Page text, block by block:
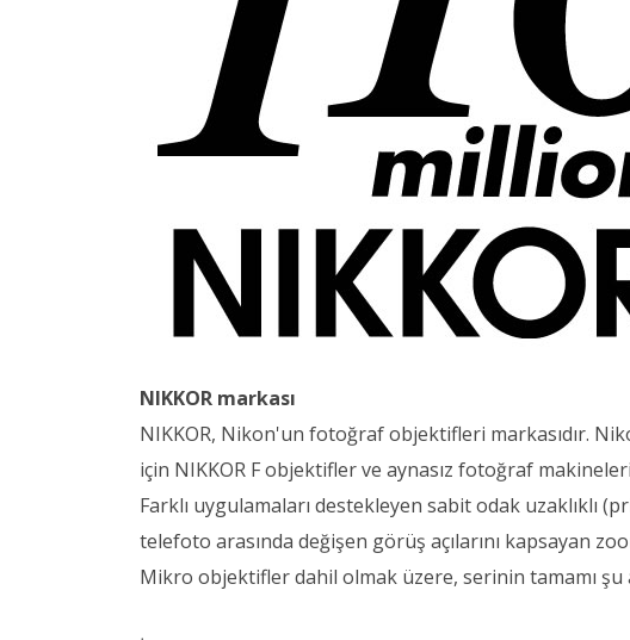
NIKKOR markası
NIKKOR, Nikon'un fotoğraf objektifleri markasıdır.
için NIKKOR F objektifler ve aynasız fotoğraf
Farklı uygulamaları destekleyen sabit odak uzaklıklı
telefoto arasında değişen görüş açılarını kapsayan
Mikro objektifler dahil olmak üzere, serinin tamamı